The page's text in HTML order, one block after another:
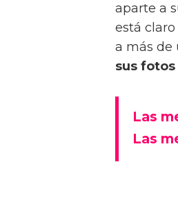
aparte a
está
a más de
sus
Las
Las